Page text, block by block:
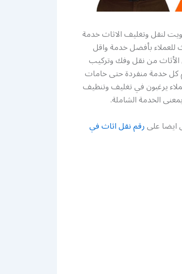
لنقل وتغليف الاثاث خدمة
للعملاء بأفضل خدمة واقل
الأثاث من نقل وفك وتركيب
كل خدمة منفردة حتى خامات
يرغبون في تغليف وتنظيف
الخدمة الشاملة.
ايضا علىرقم نقل اثاث في